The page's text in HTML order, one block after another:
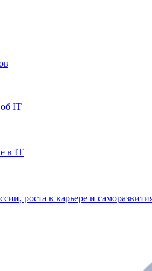
IT
в IT
роста в карьере и